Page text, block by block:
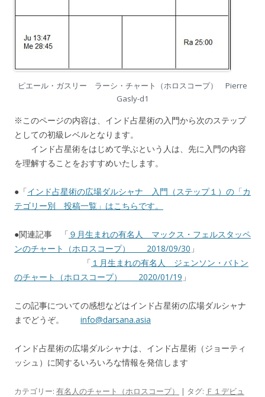
ピエール・ガスリー ラーシ・チャート（ホロスコープ） Pierre
Gasly-d1
※このページの内容は、インド占星術の入門から次のステップ
としての初級レベルとなります。
インド占星術をはじめて学ぶという人は、先に入門の内容
を理解することをおすすめいたします。
●「インド占星術の広場ダルシャナ 入門（ステップ１）の「カ
テゴリー別 投稿一覧」はこちらです。
●関連記事 「 ９月生まれの有名人 マックス・フェルスタッペ
ンのチャート（ホロスコープ） 2018/09/30 」
「 １月生まれの有名人 ジェンソン・バトン
のチャート（ホロスコープ） 2020/01/19 」
この記事についての感想などはインド占星術の広場ダルシャナ
までどうぞ。 info@darsana.asia
インド占星術の広場ダルシャナは、インド占星術（ジョーティ
ッシュ）に関するいろいろな情報を発信します
カテゴリー: 有名人のチャート（ホロスコープ） | タグ: Ｆ１デビュ